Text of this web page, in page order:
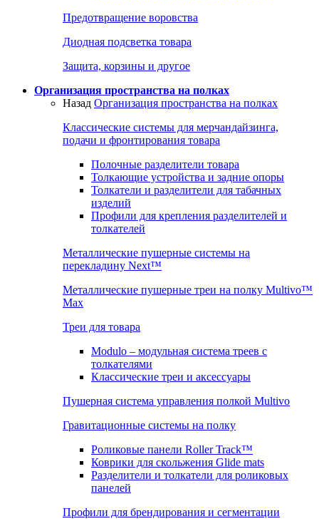
Предотвращение воровства
Диодная подсветка товара
Защита, корзины и другое
Организация пространства на полках
Назад Организация пространства на полках
Классические системы для мерчандайзинга,
подачи и фронтирования товара
Полочные разделители товара
Толкающие устройства и задние опоры
Толкатели и разделители для табачных
изделий
Профили для крепления разделителей и
толкателей
Металлические пушерные системы на
перекладину Next™
Металлические пушерные треи на полку Multivo™
Max
Треи для товара
Modulo – модульная система треев с
толкателями
Классические треи и аксессуары
Пушерная система управления полкой Multivo
Гравитационные системы на полку
Роликовые панели Roller Track™
Коврики для скольжения Glide mats
Разделители и толкатели для роликовых
панелей
Профили для брендирования и сегментации